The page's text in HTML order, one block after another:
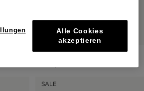
Lace-Up Trainers
SALE
Alle Cookies
akzeptieren